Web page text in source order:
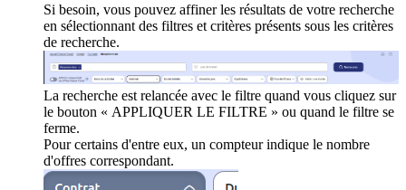
Si besoin, vous pouvez affiner les résultats de votre recherche
en sélectionnant des filtres et critères présents sous les critères
de recherche.
La recherche est relancée avec le filtre quand vous cliquez sur
le bouton « APPLIQUER LE FILTRE » ou quand le filtre se
ferme.
Pour certains d'entre eux, un compteur indique le nombre
d'offres correspondant.